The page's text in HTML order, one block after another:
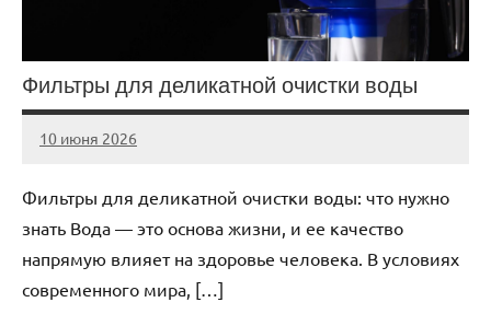
Фильтры для деликатной очистки воды
10 июня 2026
Avtor
Нет
Фильтры для деликатной очистки воды: что нужно
знать Вода — это основа жизни, и ее качество
напрямую влияет на здоровье человека. В условиях
современного мира, […]